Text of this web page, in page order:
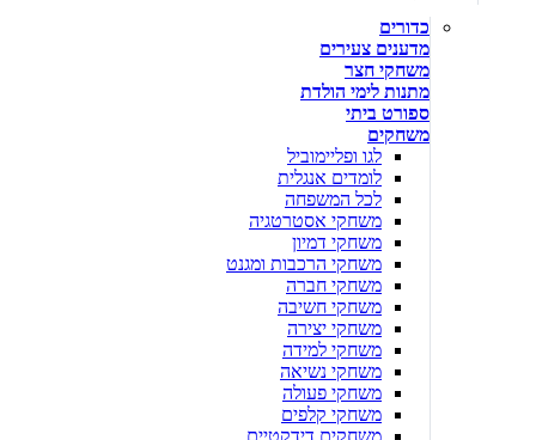
כדורים
מדענים צעירים
משחקי חצר
מתנות לימי הולדת
ספורט ביתי
משחקים
לגו ופליימוביל
לומדים אנגלית
לכל המשפחה
משחקי אסטרטגיה
משחקי דמיון
משחקי הרכבות ומגנט
משחקי חברה
משחקי חשיבה
משחקי יצירה
משחקי למידה
משחקי נשיאה
משחקי פעולה
משחקי קלפים
משחקים דידקטיים